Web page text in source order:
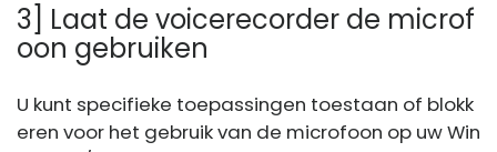
3] Laat de voicerecorder de microf
oon gebruiken
U kunt specifieke toepassingen toestaan ​​of blokk
eren voor het gebruik van de microfoon op uw Win